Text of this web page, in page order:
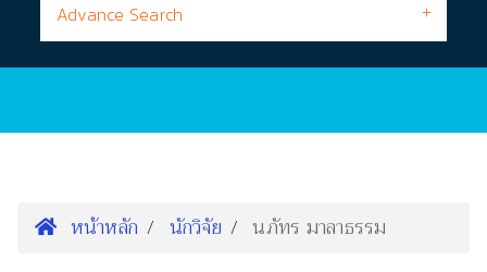
Advance Search
หน้าหลัก นักวิจัย นภัทร มาลาธรรม